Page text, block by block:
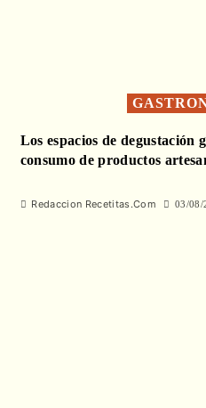
Los espacios de degustación
consumo de productos
Redaccion Recetitas.Com 03/08/